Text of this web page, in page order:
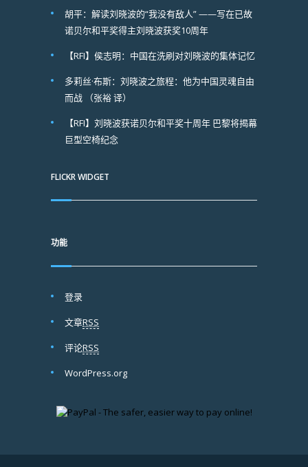
胡平：解读刘晓波的“我没有敌人” ——写在已故
诺贝尔和平奖得主刘晓波获奖10周年
【RFI】侯志明：中国在洗刷对刘晓波的集体记忆
多莉丝·布斯：刘晓波之旅程：他为中国灵魂自由
而战 （张裕 译）
【RFI】刘晓波获诺贝尔和平奖十周年 巴黎将揭幕
巨型空椅纪念
FLICKR WIDGET
功能
登录
文章RSS
评论RSS
WordPress.org